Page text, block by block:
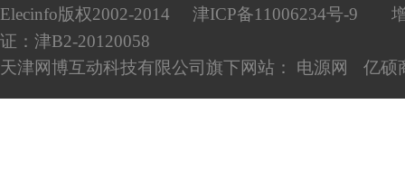
Elecinfo版权2002-2014
津ICP备11006234号-9
证：津B2-20120058
天津网博互动科技有限公司旗下网站： 电源网 亿硕